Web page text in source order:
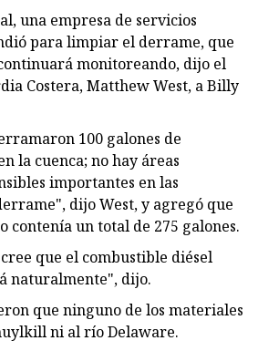
una empresa de servicios
para limpiar el derrame, que
monitoreando, dijo el
Costera, Matthew West, a Billy
100 galones de
la cuenca; no hay áreas
importantes en las
dijo West, y agregó que
contenía un total de 275 galones.
que el combustible diésel
naturalmente", dijo.
que ninguno de los materiales
ni al río Delaware.